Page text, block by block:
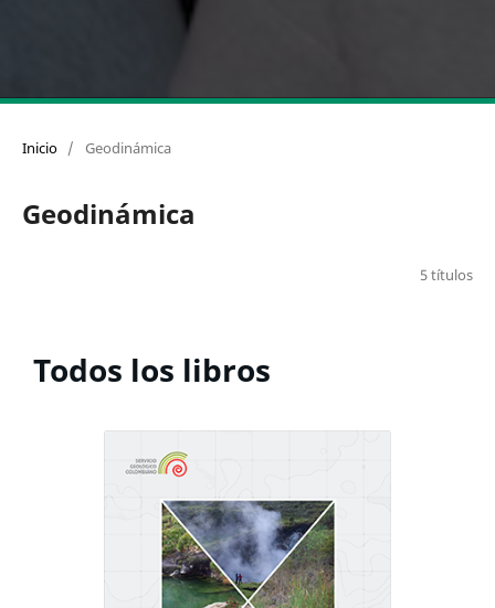
Inicio / Geodinámica
Geodinámica
5 títulos
Todos los libros